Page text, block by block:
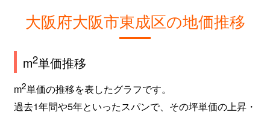
大阪府大阪市東成区の地価推移
m2単価推移
m2単価の推移を表したグラフです。
過去1年間や5年といったスパンで、その坪単価の上昇・